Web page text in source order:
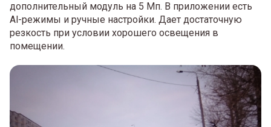
дополнительный модуль на 5 Мп. В приложении есть
Al-режимы и ручные настройки. Дает достаточную
резкость при условии хорошего освещения в
помещении.